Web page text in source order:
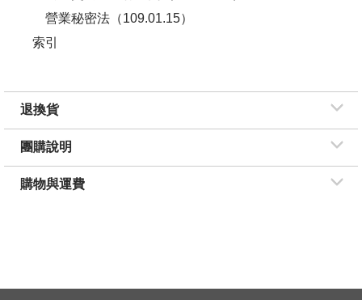
營業秘密法（109.01.15）
索引
退換貨
團購說明
購物與運費